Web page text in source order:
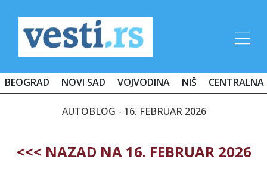
BEOGRAD NOVI SAD VOJVODINA NIŠ CENTRALNA
AUTOBLOG - 16. FEBRUAR 2026
<<< NAZAD NA 16. FEBRUAR 2026